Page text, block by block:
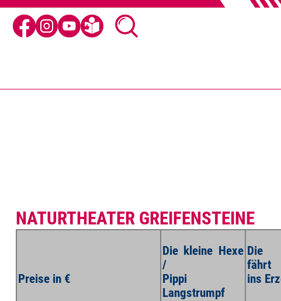
NATURTHEATER GREIFENSTEINE
Preise in €
Die kleine Hexe
/
Pippi
Langstrumpf
Die
fährt
ins